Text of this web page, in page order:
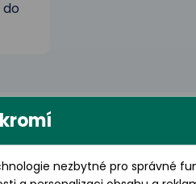
nezbytné pro správné